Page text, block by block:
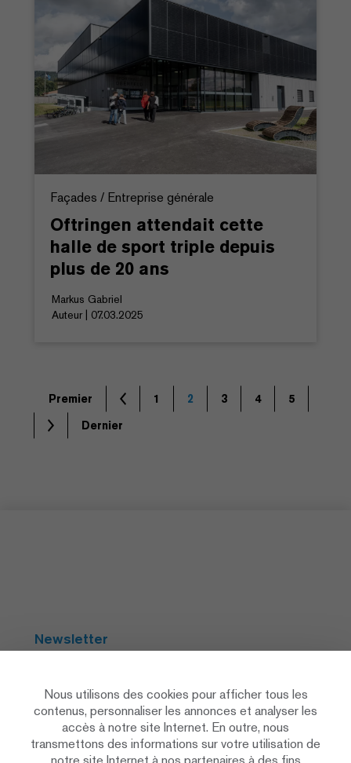
Façades / Entreprise générale
Oftringen attendait cette
halle de sport triple depuis
plus de 20 ans
Markus Gabriel
Auteur | 07.03.2025
Premier 1 2 3 4
5
Dernier
Newsletter
Social Media
Nous utilisons des cookies pour afficher tous les
contenus, personnaliser les annonces et analyser les
accès à notre site Internet. En outre, nous
transmettons des informations sur votre utilisation de